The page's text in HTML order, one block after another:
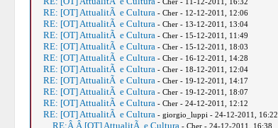
RE: [OT] AttualitÃ e Cultura - Cher - 12-12-2011, 12:06
RE: [OT] AttualitÃ e Cultura - Cher - 13-12-2011, 13:04
RE: [OT] AttualitÃ e Cultura - Cher - 15-12-2011, 11:49
RE: [OT] AttualitÃ e Cultura - Cher - 15-12-2011, 18:03
RE: [OT] AttualitÃ e Cultura - Cher - 16-12-2011, 14:28
RE: [OT] AttualitÃ e Cultura - Cher - 18-12-2011, 12:04
RE: [OT] AttualitÃ e Cultura - Cher - 19-12-2011, 14:17
RE: [OT] AttualitÃ e Cultura - Cher - 19-12-2011, 18:07
RE: [OT] AttualitÃ e Cultura - Cher - 24-12-2011, 12:12
RE: [OT] AttualitÃ e Cultura - giorgio_luppi - 24-12-2011, 16:22
RE:Â Â [OT] AttualitÃ e Cultura - Cher - 24-12-2011, 16:38